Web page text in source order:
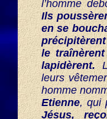
l’homme
Ils
en se
le
lapidèrent.
leurs
homme
Etienne, qui
Jésus,